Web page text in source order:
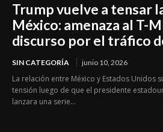
Trump vuelve a tensar
México: amenaza al T-
discurso por el tráfico
SIN CATEGORÍA junio 10, 2026
La relación entre México y Estados Unidos
tensión luego de que el presidente
lanzara una serie...